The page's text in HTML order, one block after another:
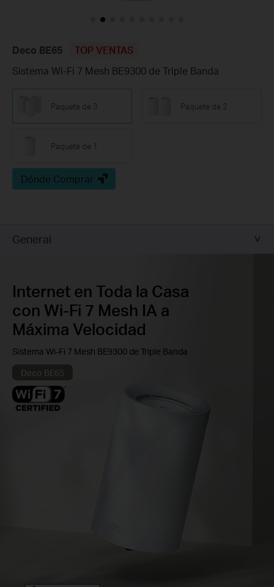
Deco BE65
TOP VENTAS
Sistema Wi-Fi 7 Mesh BE9300 de Triple Banda
Paquete de 3 Paquete de 2
Paquete de 1
Dónde Comprar
General
Internet en Toda la Casa
con Wi-Fi 7 Mesh IA a
Máxima Velocidad
Sistema Wi-Fi 7 Mesh BE9300 de Triple Banda
Deco BE65